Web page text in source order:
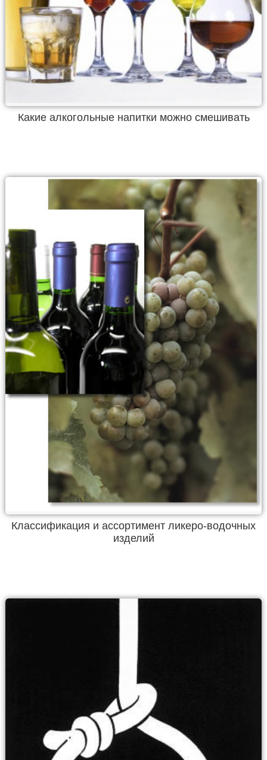
Какие алкогольные напитки можно смешивать
Классификация и ассортимент ликеро-водочных
изделий